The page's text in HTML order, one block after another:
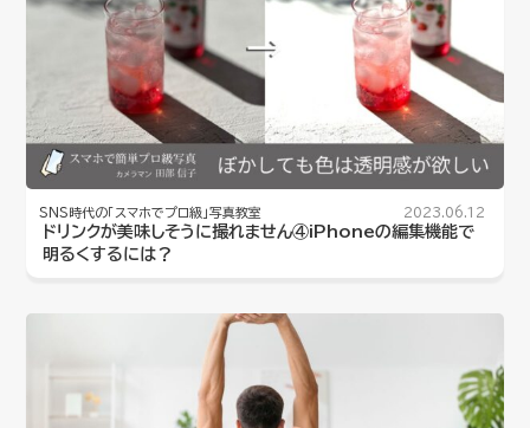
SNS時代の「スマホでプロ級」写真教室 2023.06.12
ドリンクが美味しそうに撮れません④iPhoneの編集機能で
明るくするには？